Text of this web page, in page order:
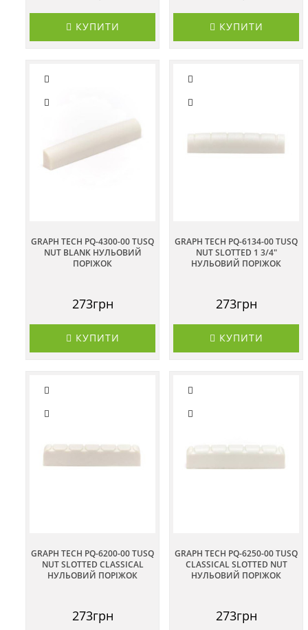
КУПИТИ КУПИТИ
GRAPH TECH PQ-4300-00 TUSQ
NUT BLANK НУЛЬОВИЙ
ПОРІЖОК
273грн
КУПИТИ
GRAPH TECH PQ-6134-00 TUSQ
NUT SLOTTED 1 3/4"
НУЛЬОВИЙ ПОРІЖОК
273грн
КУПИТИ
GRAPH TECH PQ-6200-00 TUSQ
NUT SLOTTED CLASSICAL
НУЛЬОВИЙ ПОРІЖОК
273грн
GRAPH TECH PQ-6250-00 TUSQ
CLASSICAL SLOTTED NUT
НУЛЬОВИЙ ПОРІЖОК
273грн